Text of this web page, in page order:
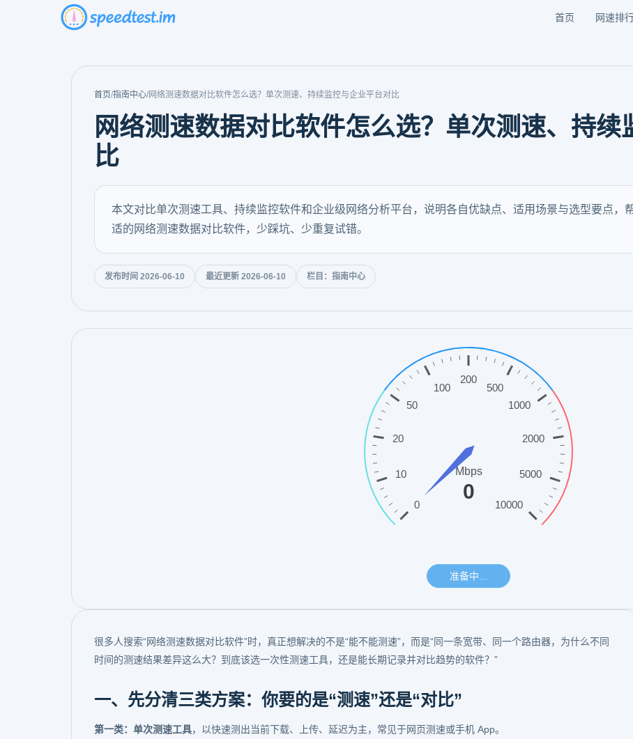
首页 网速排
首页/指南中心/网络测速数据对比软件怎么选？单次测速、持续监控与企业平台对比
网络测速数据对比软件怎么选？单次测速、持续
比
本文对比单次测速工具、持续监控软件和企业级网络分析平台，说明各自优缺点、适用场景与选型要点，
适的网络测速数据对比软件，少踩坑、少重复试错。
发布时间 2026-06-10 最近更新 2026-06-10 栏目：指南中心
很多人搜索“网络测速数据对比软件”时，真正想解决的不是“能不能测速”，而是“同一条宽带、同一个路由器，为什么不同
时间的测速结果差异这么大？到底该选一次性测速工具，还是能长期记录并对比趋势的软件？”
一、先分清三类方案：你要的是“测速”还是“对比”
第一类：单次测速工具，以快速测出当前下载、上传、延迟为主，常见于网页测速或手机 App。